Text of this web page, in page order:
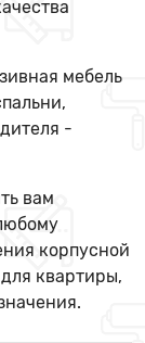
мебель
-
вам
корпусной
квартиры,